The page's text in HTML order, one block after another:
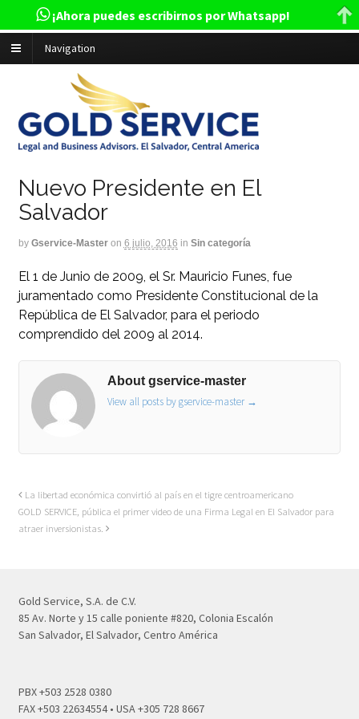
Navigation
Nuevo Presidente en El
Salvador
by Gservice-Master on 6 julio, 2016 in Sin categoría
El 1 de Junio de 2009, el Sr. Mauricio Funes, fue
juramentado como Presidente Constitucional de la
República de El Salvador, para el periodo
comprendido del 2009 al 2014.
About gservice-master
View all posts by gservice-master →
La libertad económica convirtió al país en el tigre centroamericano
GOLD SERVICE, pública el primer video de una Firma Legal en El Salvador para
atraer inversionistas.
Gold Service, S.A. de C.V.
85 Av. Norte y 15 calle poniente #820, Colonia Escalón
San Salvador, El Salvador, Centro América
PBX +503 2528 0380
FAX +503 22634554 • USA +305 728 8667
¡Ahora puedes escribirnos por Whatsapp!